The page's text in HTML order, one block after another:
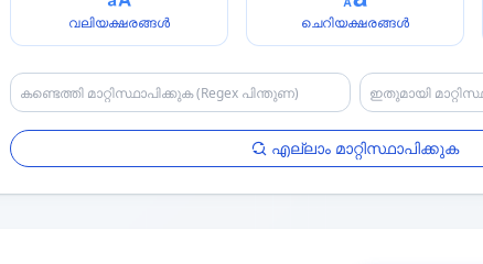
വലിയക്ഷരങ്ങൾ ചെറിയക്ഷരങ്ങൾ
എല്ലാം മാറ്റിസ്ഥാപിക്കുക